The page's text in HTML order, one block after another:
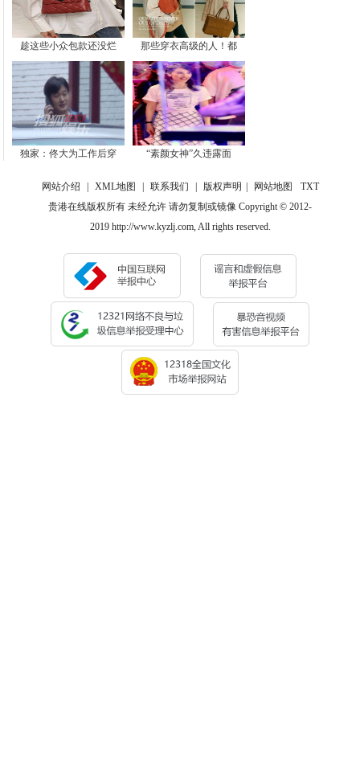
趁这些小众包款还没烂 那些穿衣高级的人！都
独家：佟大为工作后穿 “素颜女神”久违露面
网站介绍 XML地图 联系我们 版权声明 网站地图
TXT
贵港在线版权所有 未经允许 请勿复制或镜像 Copyright © 2012-
2019 http://www.kyzlj.com, All rights reserved.